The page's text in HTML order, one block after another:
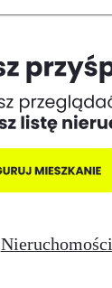
Nieruchomości